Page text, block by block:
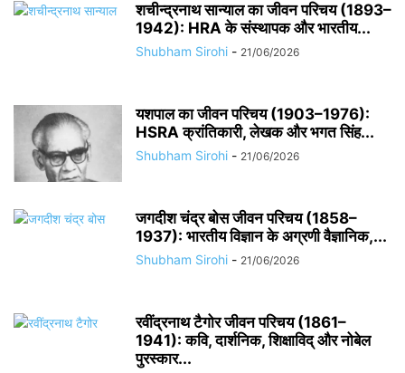
शचीन्द्रनाथ सान्याल का जीवन परिचय (1893–
1942): HRA के संस्थापक और भारतीय...
Shubham Sirohi - 21/06/2026
यशपाल का जीवन परिचय (1903–1976):
HSRA क्रांतिकारी, लेखक और भगत सिंह...
Shubham Sirohi - 21/06/2026
जगदीश चंद्र बोस जीवन परिचय (1858–
1937): भारतीय विज्ञान के अग्रणी वैज्ञानिक,...
Shubham Sirohi - 21/06/2026
रवींद्रनाथ टैगोर जीवन परिचय (1861–
1941): कवि, दार्शनिक, शिक्षाविद् और नोबेल
पुरस्कार...